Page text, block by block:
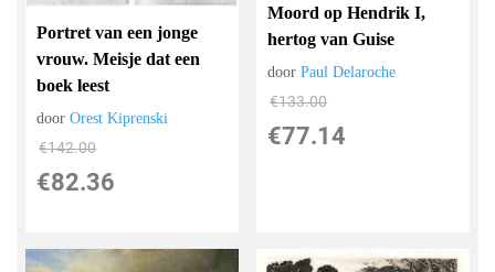
Portret van een jonge
vrouw. Meisje dat een
boek leest
doorOrest Kiprenski
€142.00
€82.36
Moord op Hendrik I,
hertog van Guise
doorPaul Delaroche
€133.00
€77.14